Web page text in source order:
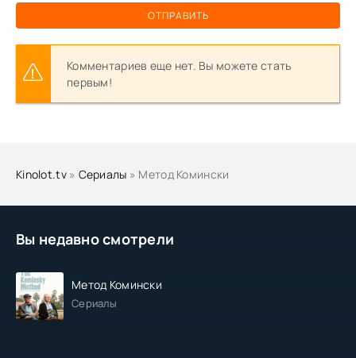
Вы недавно смотрели
Метод Комински
Сериалы
ОТПРАВИТЬ
Комментариев еще нет. Вы можете стать
первым!
Kinolot.tv» Сериалы » Метод Комински